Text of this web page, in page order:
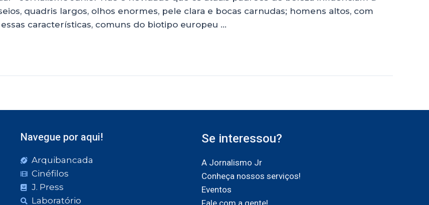
quadris largos, olhos enormes, pele clara e bocas carnudas; homens altos, com
características, comuns do biotipo europeu …
Navegue por aqui!
Arquibancada
Cinéfilos
J. Press
Laboratório
Se interessou?
A Jornalismo Jr
Conheça nossos serviços!
Eventos